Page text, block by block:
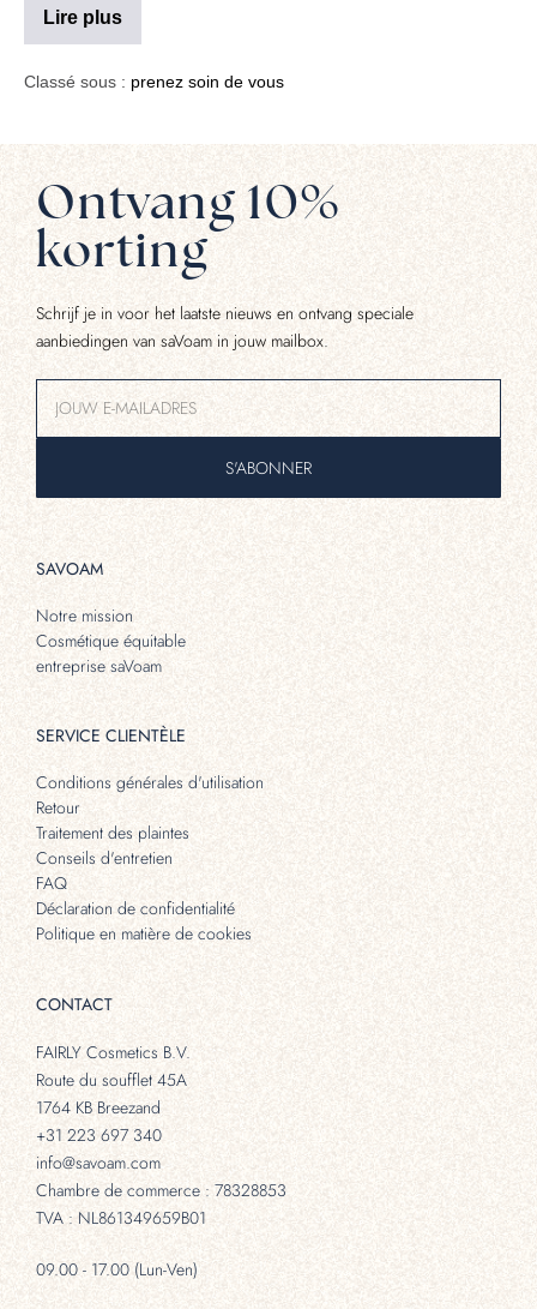
Lire plus
Classé sous : prenez soin de vous
Ontvang 10%
korting
Schrijf je in voor het laatste nieuws en ontvang speciale
aanbiedingen van saVoam in jouw mailbox.
S'ABONNER
SAVOAM
Notre mission
Cosmétique équitable
entreprise saVoam
SERVICE CLIENTÈLE
Conditions générales d'utilisation
Retour
Traitement des plaintes
Conseils d'entretien
FAQ
Déclaration de confidentialité
Politique en matière de cookies
CONTACT
FAIRLY Cosmetics B.V.
Route du soufflet 45A
1764 KB Breezand
+31 223 697 340
info@savoam.com
Chambre de commerce : 78328853
TVA : NL861349659B01
09.00 - 17.00 (Lun-Ven)